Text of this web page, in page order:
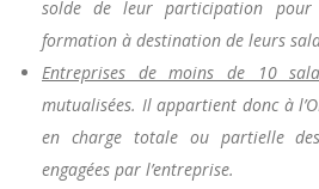
solde de leur participation pour
formation à destination de leurs
Entreprises de moins de 10
mutualisées. Il appartient donc à
en charge totale ou partielle
engagées par l’entreprise.